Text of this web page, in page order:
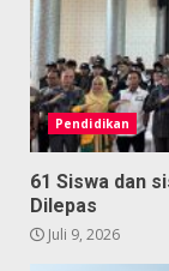
Pendidikan
61 Siswa dan
Dilepas
Juli 9, 2026